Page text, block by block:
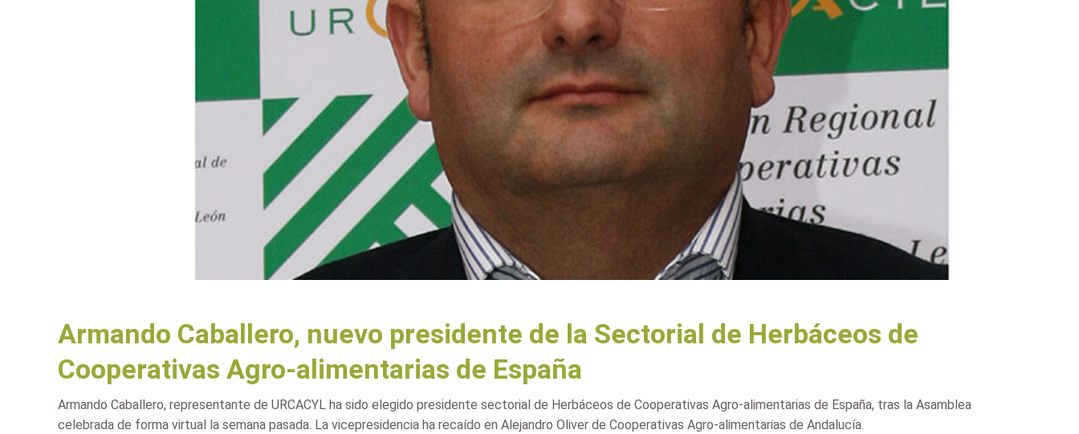
Armando Caballero, nuevo presidente de la Sectorial de Herbáceos de
Cooperativas Agro-alimentarias de España
Armando Caballero, representante de URCACYL ha sido elegido presidente sectorial de Herbáceos de Cooperativas Agro-alimentarias de España, tras la Asamblea
celebrada de forma virtual la semana pasada. La vicepresidencia ha recaído en Alejandro Oliver de Cooperativas Agro-alimentarias de Andalucía.